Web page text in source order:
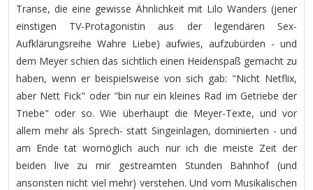
Transe, die eine gewisse Ähnlichkeit mit Lilo Wanders (jener
einstigen TV-Protagonistin aus der legendären Sex-
Aufklärungsreihe Wahre Liebe) aufwies, aufzubürden - und
dem Meyer schien das sichtlich einen Heidenspaß gemacht zu
haben, wenn er beispielsweise von sich gab: "Nicht Netflix,
aber Nett Fick" oder "bin nur ein kleines Rad im Getriebe der
Triebe" oder so. Wie überhaupt die Meyer-Texte, und vor
allem mehr als Sprech- statt Singeinlagen, dominierten - und
am Ende tat womöglich auch nur ich die meiste Zeit der
beiden live zu mir gestreamten Stunden Bahnhof (und
ansonsten nicht viel mehr) verstehen. Und vom Musikalischen